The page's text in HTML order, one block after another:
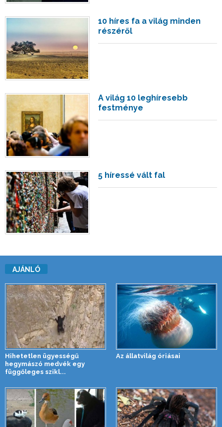
10 híres fa a világ minden
részéről
A világ 10 leghíresebb
festménye
5 híressé vált fal
AJÁNLÓ
Hihetetlen ügyességű
hegymászó medvék egy
függőleges szikl...
Az állatvilág óriásai